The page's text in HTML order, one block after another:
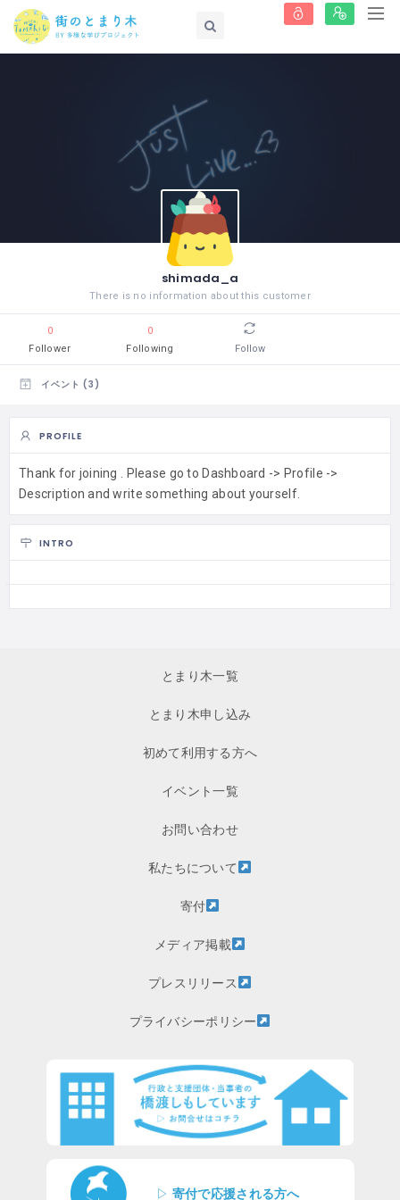
shimada_a
There is no information about this customer
0
Follower
0
Following
Follow
イベント (3)
PROFILE
Thank for joining . Please go to Dashboard -> Profile ->
Description and write something about yourself.
INTRO
とまり木一覧
とまり木申し込み
初めて利用する方へ
イベント一覧
お問い合わせ
私たちについて
寄付
メディア掲載
プレスリリース
プライバシーポリシー
▷ 寄付で応援される方へ